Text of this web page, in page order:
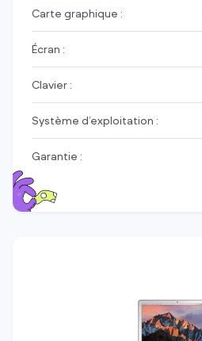
Carte graphique :
Écran :
Clavier :
Système d’exploitation :
Garantie :